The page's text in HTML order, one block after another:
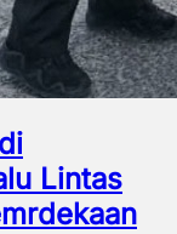
Lintas